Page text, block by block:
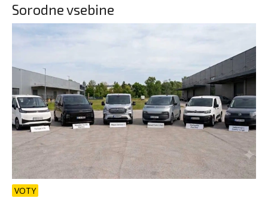
Sorodne vsebine
VOTY